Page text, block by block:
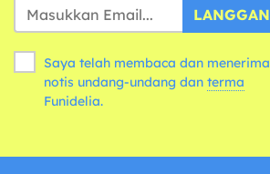
LANGGAN
Saya telah membaca dan menerima
notis undang-undang dan terma
Funidelia.